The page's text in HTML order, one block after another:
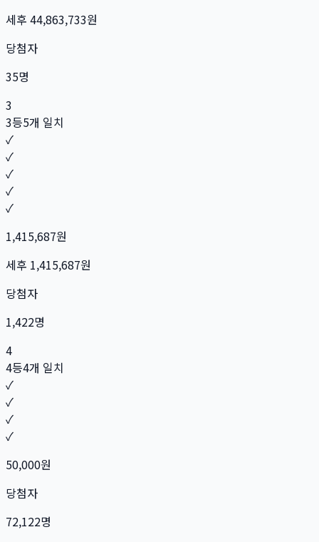
세후 44,863,733원
당첨자
35명
3
3등5개 일치
✓
✓
✓
✓
✓
1,415,687원
세후 1,415,687원
당첨자
1,422명
4
4등4개 일치
✓
✓
✓
✓
50,000원
당첨자
72,122명